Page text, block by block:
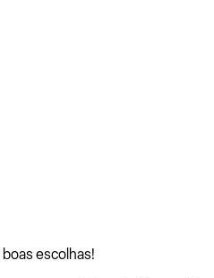
boas escolhas!